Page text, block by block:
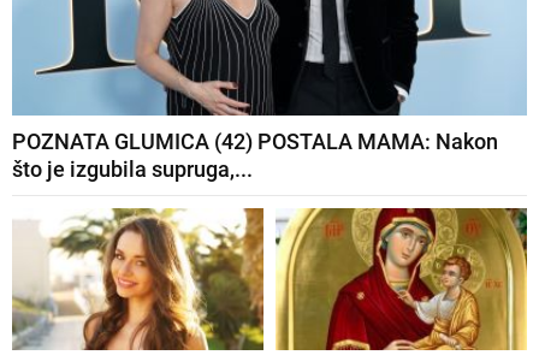
POZNATA GLUMICA (42) POSTALA MAMA: Nakon
što je izgubila supruga,...